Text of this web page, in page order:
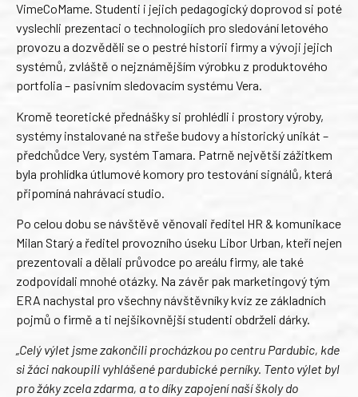
VimeCoMame. Studenti i jejich pedagogický doprovod si poté
vyslechli prezentaci o technologiích pro sledování letového
provozu a dozvěděli se o pestré historii firmy a vývoji jejich
systémů, zvláště o nejznámějším výrobku z produktového
portfolia – pasivním sledovacím systému Vera.
Kromě teoretické přednášky si prohlédli i prostory výroby,
systémy instalované na střeše budovy a historický unikát –
předchůdce Very, systém Tamara. Patrně největší zážitkem
byla prohlídka útlumové komory pro testování signálů, která
připomíná nahrávací studio.
Po celou dobu se návštěvě věnovali ředitel HR & komunikace
Milan Starý a ředitel provozního úseku Libor Urban, kteří nejen
prezentovali a dělali průvodce po areálu firmy, ale také
zodpovídali mnohé otázky. Na závěr pak marketingový tým
ERA nachystal pro všechny návštěvníky kvíz ze základních
pojmů o firmě a ti nejšikovnější studenti obdrželi dárky.
„Celý výlet jsme zakončili procházkou po centru Pardubic, kde
si žáci nakoupili vyhlášené pardubické perníky. Tento výlet byl
pro žáky zcela zdarma, a to díky zapojení naší školy do